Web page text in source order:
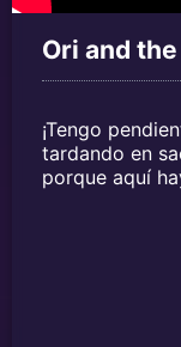
Ori and
¡Tengo
tardando en
porque aquí